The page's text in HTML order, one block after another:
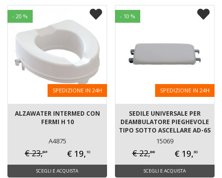
- 20 %
SPEDIZIONE IN 24H
ALZAWATER INTERMED CON
FERMI H 10
A4875
€ 23,87 € 19, 10
SCEGLI E ACQUISTA
- 10 %
SPEDIZIONE IN 24H
SEDILE UNIVERSALE PER
DEAMBULATORE PIEGHEVOLE
TIPO SOTTO ASCELLARE AD-6S
15069
€ 22,00 € 19,80
SCEGLI E ACQUISTA